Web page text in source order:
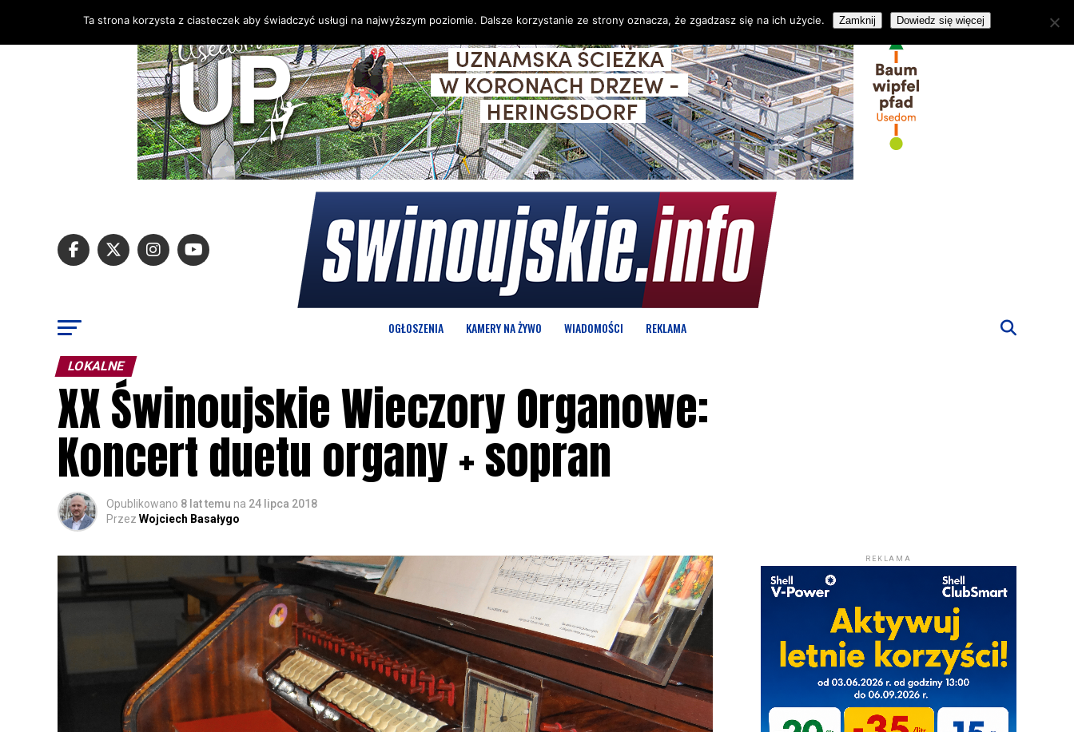
OGŁOSZENIA KAMERY NA ŻYWO WIADOMOŚCI REKLAMA
LOKALNE
XX Świnoujskie Wieczory Organowe:
Koncert duetu organy + sopran
Opublikowano 8 lat temu na 24 lipca 2018
Przez Wojciech Basałygo
REKLAMA
Ta strona korzysta z ciasteczek aby świadczyć usługi na najwyższym poziomie. Dalsze korzystanie ze strony oznacza, że zgadzasz się na ich użycie. Zamknij Dowiedz się więcej